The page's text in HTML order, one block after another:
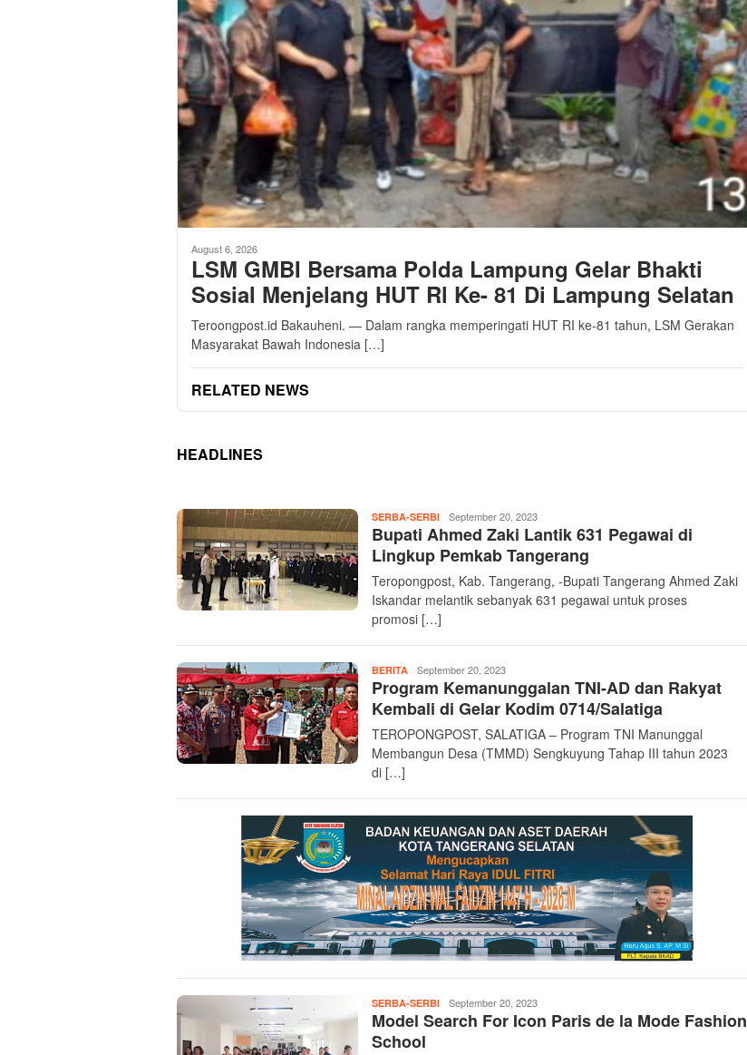
August 6, 2026
LSM GMBI Bersama Polda Lampung Gelar Bhakti
Sosial Menjelang HUT Rl Ke- 81 Di Lampung Selatan
Teroongpost.id Bakauheni. — Dalam rangka memperingati HUT RI ke-81 tahun, LSM Gerakan
Masyarakat Bawah Indonesia […]
RELATED NEWS
HEADLINES
TEROPONGPOST SERBA-SERBI teropongpost
September 20, 2023
Bupati Ahmed Zaki Lantik 631 Pegawai di
Lingkup Pemkab Tangerang
Teropongpost, Kab. Tangerang, -Bupati Tangerang Ahmed Zaki
Iskandar melantik sebanyak 631 pegawai untuk proses
promosi […]
BERITA teropongpost
September 20, 2023
Program Kemanunggalan TNI-AD dan Rakyat
Kembali di Gelar Kodim 0714/Salatiga
TEROPONGPOST, SALATIGA – Program TNI Manunggal
Membangun Desa (TMMD) Sengkuyung Tahap III tahun 2023
di […]
SERBA-SERBI teropongpost
September 20, 2023
Model Search For Icon Paris de la Mode Fashion
School